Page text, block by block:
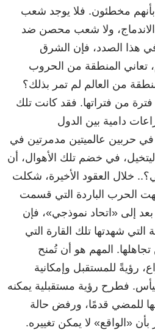
مخطئون. فلا يوجد شعب
الاندماج، ولا شعب محصن ضد
هذا الصدد، فإن الشرق
تعاني المنطقة من الحروب
من العالم لم تمر بذلك؟
من فتراتها. فقد كانت تلك
دامية بين الدول
في حربين عالميتين مدمرتين في
في خضم تلك الأهوال، أن
خلال العقود الأخيرة، شكلت
الحرب الباردة التي قسمت
إلى «اتحاد نموذجي»، فإن
التي شهدتها تلك القارة التي
المهم هو أن تُمنح
رؤيةً للمستقبل وإمكانية
فطرح رؤية مستقبلية يمكنه
للمضي قدمًا، ورفض حالة
«الواقع» لا يمكن تغييره.